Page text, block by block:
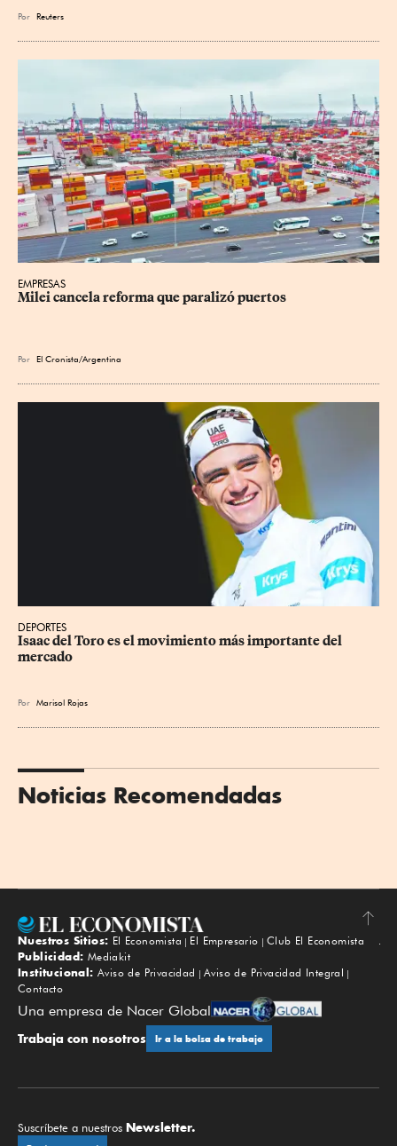
Por Reuters
EMPRESAS
Milei cancela reforma que paralizó puertos
Por El Cronista/Argentina
DEPORTES
Isaac del Toro es el movimiento más importante del
mercado
Por Marisol Rojas
Noticias Recomendadas
Subir
Nuestros Sitios: El Economista El Empresario
Club El Economista
Publicidad: Mediakit
Institucional: Aviso de Privacidad
Aviso de Privacidad Integral
Contacto
Una empresa de Nacer Global
Trabaja con nosotros Ir a la bolsa de trabajo
Suscríbete a nuestros Newsletter.